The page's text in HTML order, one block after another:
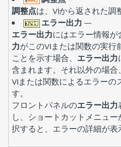
調整点は、VIから返された調
エラー出力 —
エラー出力にはエラー情報が
力がこのVIまたは関数の実行
ことを示す場合、 エラー出力
含まれます。それ以外の場合、
VIまたは関数によるエラーの
す。
フロントパネルのエラー出力
し、ショートカットメニュー
択すると、エラーの詳細が表